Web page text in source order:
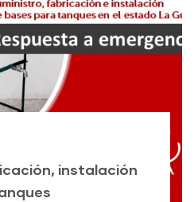
instalación